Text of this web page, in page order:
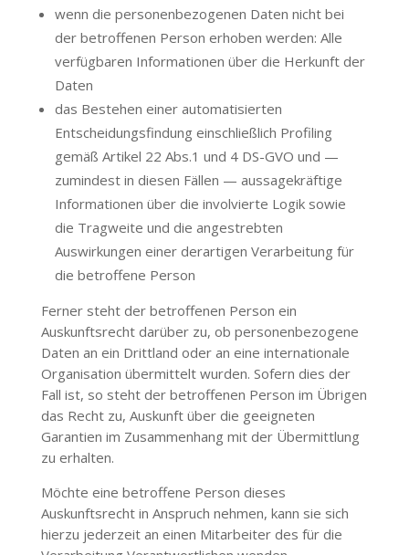
wenn die personenbezogenen Daten nicht bei
der betroffenen Person erhoben werden: Alle
verfügbaren Informationen über die Herkunft der
Daten
das Bestehen einer automatisierten
Entscheidungsfindung einschließlich Profiling
gemäß Artikel 22 Abs.1 und 4 DS-GVO und —
zumindest in diesen Fällen — aussagekräftige
Informationen über die involvierte Logik sowie
die Tragweite und die angestrebten
Auswirkungen einer derartigen Verarbeitung für
die betroffene Person
Ferner steht der betroffenen Person ein
Auskunftsrecht darüber zu, ob personenbezogene
Daten an ein Drittland oder an eine internationale
Organisation übermittelt wurden. Sofern dies der
Fall ist, so steht der betroffenen Person im Übrigen
das Recht zu, Auskunft über die geeigneten
Garantien im Zusammenhang mit der Übermittlung
zu erhalten.
Möchte eine betroffene Person dieses
Auskunftsrecht in Anspruch nehmen, kann sie sich
hierzu jederzeit an einen Mitarbeiter des für die